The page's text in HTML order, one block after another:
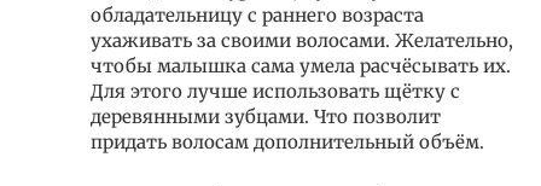
обладательницу с раннего возраста
ухаживать за своими волосами. Желательно,
чтобы малышка сама умела расчёсывать их.
Для этого лучше использовать щётку с
деревянными зубцами. Что позволит
придать волосам дополнительный объём.